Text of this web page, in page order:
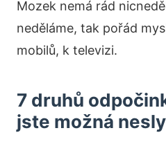
Mozek nemá rád
neděláme, tak pořád
mobilů, k televizi.
7 druhů
jste možná